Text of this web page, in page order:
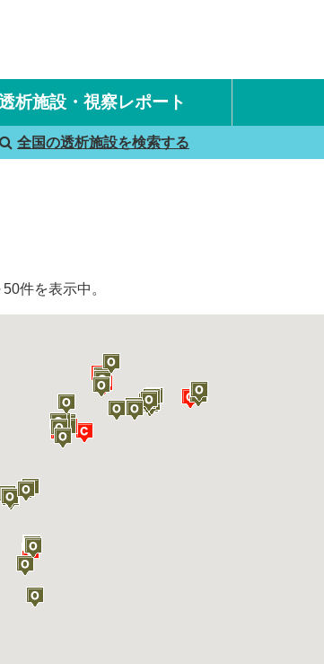
析施設・視察レポート
国内旅行透析レポート
海外旅行透析レポート
全国の透析施設を検索する
件を表示中。